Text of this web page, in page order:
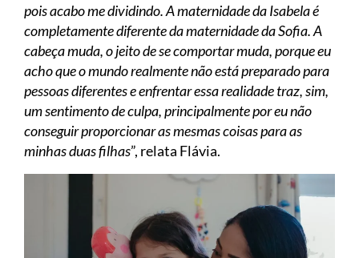
pois acabo me dividindo. A maternidade da Isabela é
completamente diferente da maternidade da Sofia. A
cabeça muda, o jeito de se comportar muda, porque eu
acho que o mundo realmente não está preparado para
pessoas diferentes e enfrentar essa realidade traz, sim,
um sentimento de culpa, principalmente por eu não
conseguir proporcionar as mesmas coisas para as
minhas duas filhas”, relata Flávia.